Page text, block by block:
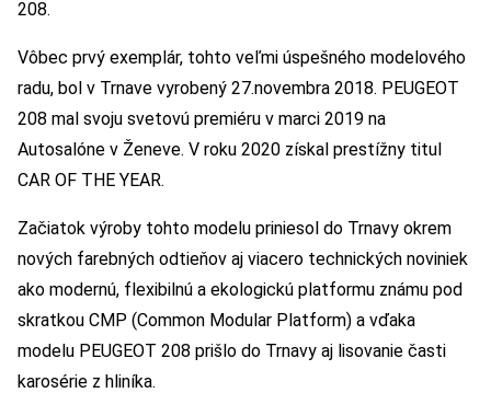
208.
Vôbec prvý exemplár, tohto veľmi úspešného modelového
radu, bol v Trnave vyrobený 27.novembra 2018. PEUGEOT
208 mal svoju svetovú premiéru v marci 2019 na
Autosalóne v Ženeve. V roku 2020 získal prestížny titul
CAR OF THE YEAR.
Začiatok výroby tohto modelu priniesol do Trnavy okrem
nových farebných odtieňov aj viacero technických noviniek
ako modernú, flexibilnú a ekologickú platformu známu pod
skratkou CMP (Common Modular Platform) a vďaka
modelu PEUGEOT 208 prišlo do Trnavy aj lisovanie časti
karosérie z hliníka.